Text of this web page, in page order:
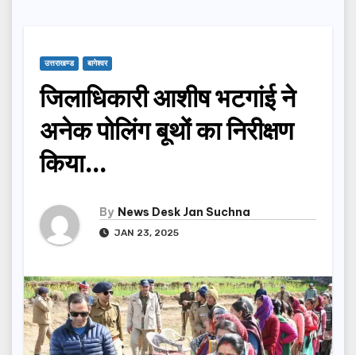
उत्तराखण्ड बागेश्वर
जिलाधिकारी आशीष भटगांई ने
अनेक पोलिंग बूथों का निरीक्षण
किया…
By News Desk Jan Suchna
JAN 23, 2025